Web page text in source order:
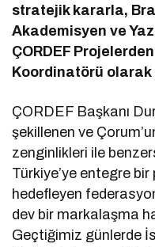
stratejik kararla,
Akademisyen ve
ÇORDEF
Koordinatörü
ÇORDEF Başkanı
şekillenen ve
zenginlikleri ile
Türkiye’ye entegre bir
hedefleyen
dev bir markalaşma
Geçtiğimiz günlerde